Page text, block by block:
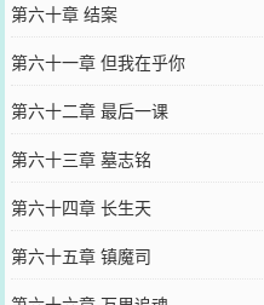
第六十章 结案
第六十一章 但我在乎你
第六十二章 最后一课
第六十三章 墓志铭
第六十四章 长生天
第六十五章 镇魔司